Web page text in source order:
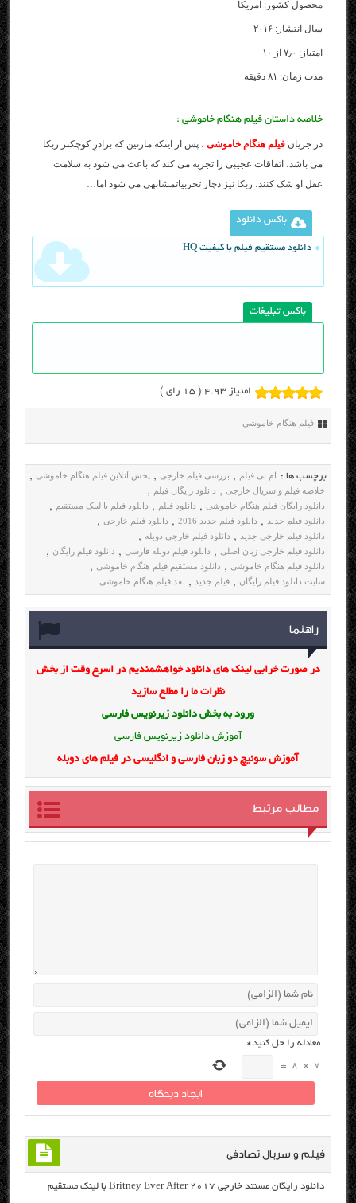
محصول کشور: آمریکا
سال انتشار: ۲۰۱۶
امتیاز: ۷٫۰ از ۱۰
مدت زمان: ۸۱ دقیقه
خلاصه داستان فیلم هنگام خاموشی :
در جریانفیلم هنگام خاموشی ، پس از اینکه مارتین که برادرِ کوچکتر ربکا
می باشد، اتفاقات عجیبی را تجربه می کند که باعث می شود به سلامت
عقل او شک کنند، ربکا نیز دچار تجربیاتمشابهی می شود اما…
باکس دانلود
دانلود مستقیم فیلم با کیفیت HQ
باکس تبلیغات
امتیاز 4.93 ( 15 رای )
فیلم هنگام خاموشی
برچسب ها : ام بی فیلم , بررسی فیلم خارجی , پخش آنلاین فیلم هنگام خاموشی ,
خلاصه فیلم و سریال خارجی , دانلود رایگان فیلم ,
دانلود رایگان فیلم هنگام خاموشی , دانلود فیلم , دانلود فیلم با لینک مستقیم ,
دانلود فیلم جدید , دانلود فیلم جدید 2016 , دانلود فیلم خارجی ,
دانلود فیلم خارجی جدید , دانلود فیلم خارجی دوبله ,
دانلود فیلم خارجی زبان اصلی , دانلود فیلم دوبله فارسی , دانلود فیلم رایگان ,
دانلود فیلم هنگام خاموشی , دانلود مستقیم فیلم هنگام خاموشی ,
سایت دانلود فیلم رایگان , فیلم جدید , نقد فیلم هنگام خاموشی
راهنما
در صورت خرابی لینک های دانلود خواهشمندیم در اسرع وقت از بخش
نظرات ما را مطلع سازید
ورود به بخش دانلود زیرنویس فارسی
آموزش دانلود زیرنویس فارسی
آموزش سوئیچ دو زبان فارسی و انگلیسی در فیلم های دوبله
مطالب مرتبط
معادله را حل کنید*
7
×
8
=
فیلم و سریال تصادفی
دانلود رایگان مسنتد خارجی Britney Ever After 2017 با لینک مستقیم